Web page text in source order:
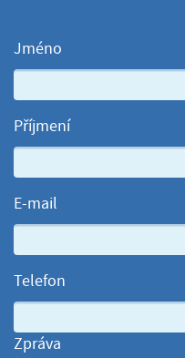
Jméno
Příjmení
E-mail
Telefon
Zpráva